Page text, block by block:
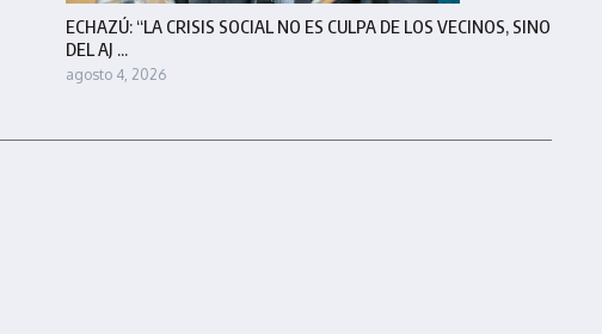
ECHAZÚ: “LA CRISIS SOCIAL NO ES CULPA DE LOS VECINOS, SINO
DEL AJ ...
agosto 4, 2026